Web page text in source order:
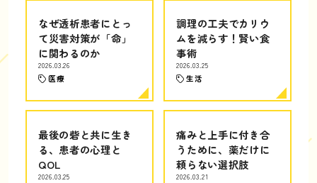
なぜ透析患者にとっ
て災害対策が「命」
に関わるのか
2026.03.26
医療
調理の工夫でカリウ
ムを減らす！賢い食
事術
2026.03.25
生活
最後の砦と共に生き
る、患者の心理と
QOL
2026.03.25
痛みと上手に付き合
うために、薬だけに
頼らない選択肢
2026.03.21